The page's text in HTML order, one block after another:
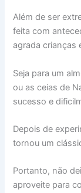
Além de ser
feita com
agrada crianças
Seja para um
ou as ceias de
sucesso e
Depois de
tornou um
Portanto, não
aproveite para